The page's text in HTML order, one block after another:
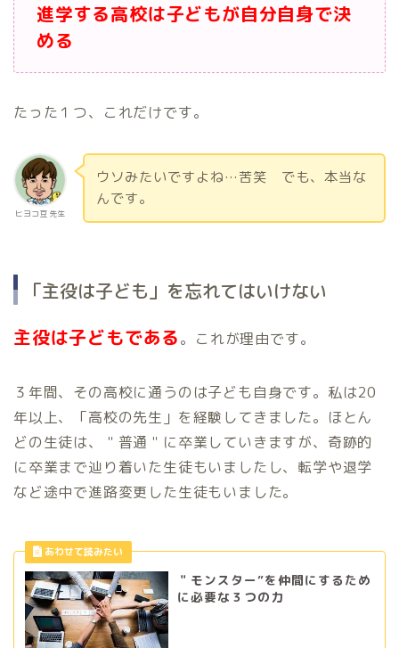
進学する高校は子どもが自分自身で決
める
たった１つ、これだけです。
ヒヨコ豆 先生
ウソみたいですよね…苦笑 でも、本当な
んです。
「主役は子ども」を忘れてはいけない
主役は子どもである。これが理由です。
３年間、その高校に通うのは子ども自身です。私は20
年以上、「高校の先生」を経験してきました。ほとん
どの生徒は、＂普通＂に卒業していきますが、奇跡的
に卒業まで辿り着いた生徒もいましたし、転学や退学
など途中で進路変更した生徒もいました。
＂モンスター”を仲間にするため
に必要な３つの力